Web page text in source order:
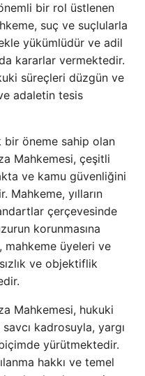
bir rol üstlenen
suç ve suçlularla
yükümlüdür ve adil
kararlar vermektedir.
süreçleri düzgün ve
adaletin tesis
bir öneme sahip olan
Mahkemesi, çeşitli
ve kamu güvenliğini
Mahkeme, yılların
çerçevesinde
korunmasına
mahkeme üyeleri ve
ve objektiflik
Mahkemesi, hukuki
kadrosuyla, yargı
yürütmektedir.
hakkı ve temel